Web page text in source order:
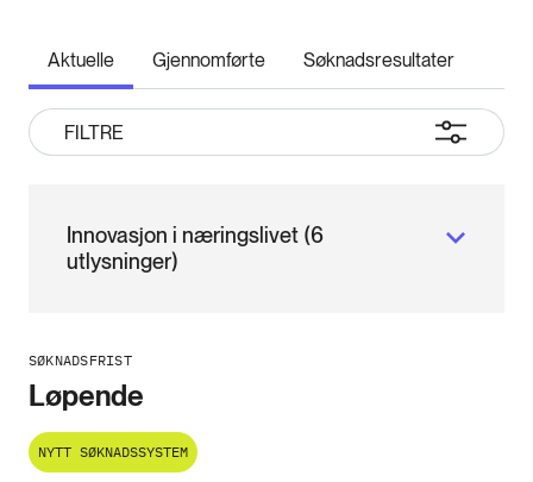
Aktuelle Gjennomførte Søknadsresultater
FILTRE
Innovasjon i næringslivet (6
utlysninger)
SØKNADSFRIST
Løpende
NYTT SØKNADSSYSTEM